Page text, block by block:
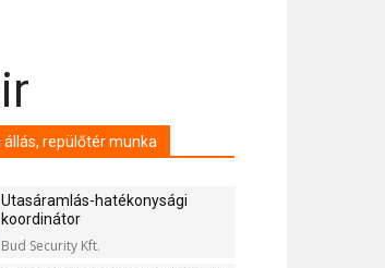
állás, repülőtér munka
Utasáramlás-hatékonysági
koordinátor
Bud Security Kft.